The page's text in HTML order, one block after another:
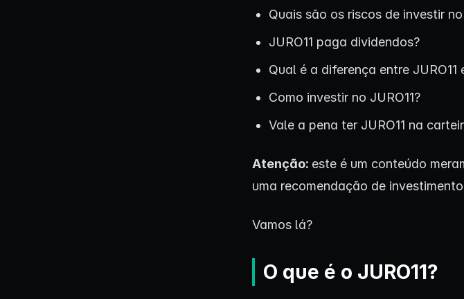
Quais são os riscos de investir no
JURO11 paga dividendos?
Qual é a diferença entre JURO11
Como investir no JURO11?
Vale a pena ter JURO11 na
Atenção: este é um conteúdo
uma recomendação de
Vamos lá?
O que é o JURO11?